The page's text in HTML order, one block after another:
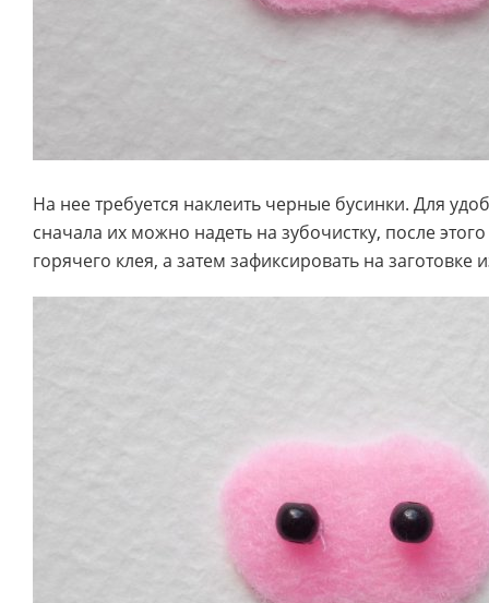
На нее требуется наклеить черные бусинки. Для
сначала их можно надеть на зубочистку, после
горячего клея, а затем зафиксировать на заготовке